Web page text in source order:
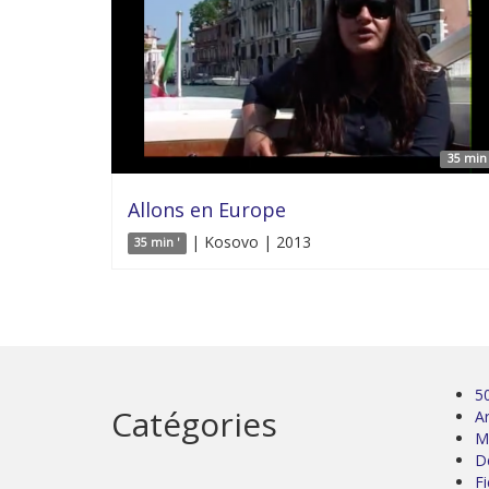
35 min
Allons en Europe
35 min ' | Kosovo | 2013
Catégories